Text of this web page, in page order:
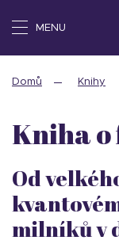
MENU
Domů Knihy
Kniha
Od
milníků v